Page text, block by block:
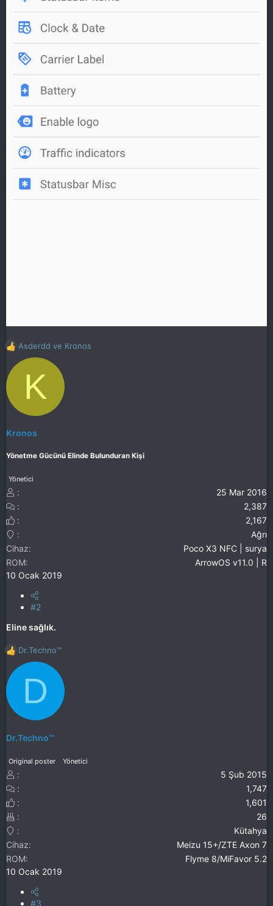
T
p
k
i
:
Asderdd ve Kronos
K
Kronos
Yönetme Gücünü Elinde Bulunduran Kişi
Yönetici
25 Mar 2016
2,387
2,167
Ağrı
Cihaz
Poco X3 NFC | surya
ROM
ArrowOS v11.0 | R
10 Ocak 2019
#2
Eline sağlık.
T
p
k
i
:
Dr.Techno™
D
Dr.Techno™
Original poster Yönetici
5 Şub 2015
1,747
1,601
26
Kütahya
Cihaz
Meizu 15+/ZTE Axon 7
ROM
Flyme 8/MiFavor 5.2
10 Ocak 2019
#3